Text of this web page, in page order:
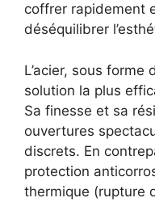
coffrer rapidement
déséquilibrer
L’acier, sous forme
solution la plus
Sa finesse et sa
ouvertures
discrets. En
protection
thermique (rupture